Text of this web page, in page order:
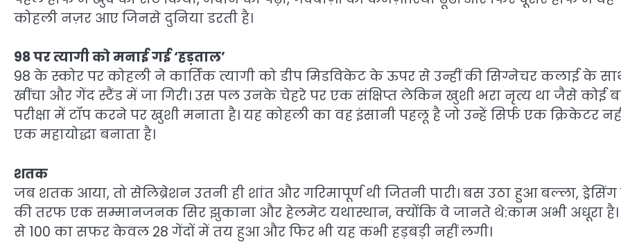
कोहली नज़र आए जिनसे दुनिया डरती है।
98 पर त्यागी को मनाई गई ‘हड़ताल’
98 के स्कोर पर कोहली ने कार्तिक त्यागी को डीप मिडविकेट के ऊपर से उन्हीं की सिग्नेचर कलाई के
खींचा और गेंद स्टैंड में जा गिरी। उस पल उनके चेहरे पर एक संक्षिप्त लेकिन खुशी भरा नृत्य था जैसे कोई
परीक्षा में टॉप करने पर खुशी मनाता है। यह कोहली का वह इंसानी पहलू है जो उन्हें सिर्फ एक क्रिकेटर
एक महायोद्धा बनाता है।
शतक
जब शतक आया, तो सेलिब्रेशन उतनी ही शांत और गरिमापूर्ण थी जितनी पारी। बस उठा हुआ बल्ला,
की तरफ एक सम्मानजनक सिर झुकाना और हेलमेट यथास्थान, क्योंकि वे जानते थे:काम अभी अधूरा है।
से 100 का सफर केवल 28 गेंदों में तय हुआ और फिर भी यह कभी हड़बड़ी नहीं लगी।